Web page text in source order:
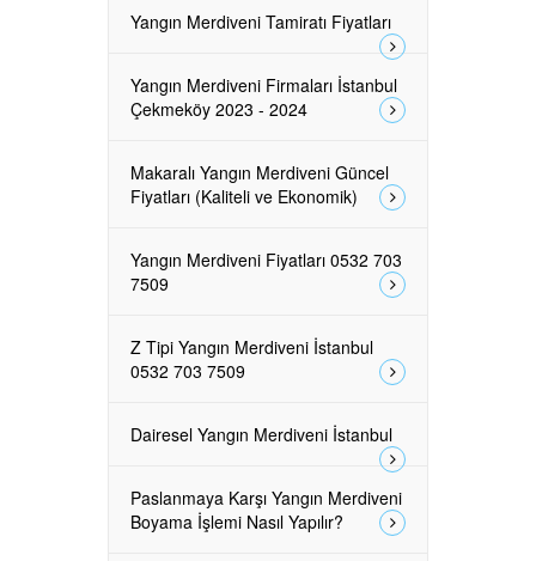
Yangın Merdiveni Tamiratı Fiyatları
Yangın Merdiveni Firmaları İstanbul
Çekmeköy 2023 - 2024
Makaralı Yangın Merdiveni Güncel
Fiyatları (Kaliteli ve Ekonomik)
Yangın Merdiveni Fiyatları 0532 703
7509
Z Tipi Yangın Merdiveni İstanbul
0532 703 7509
Dairesel Yangın Merdiveni İstanbul
Paslanmaya Karşı Yangın Merdiveni
Boyama İşlemi Nasıl Yapılır?